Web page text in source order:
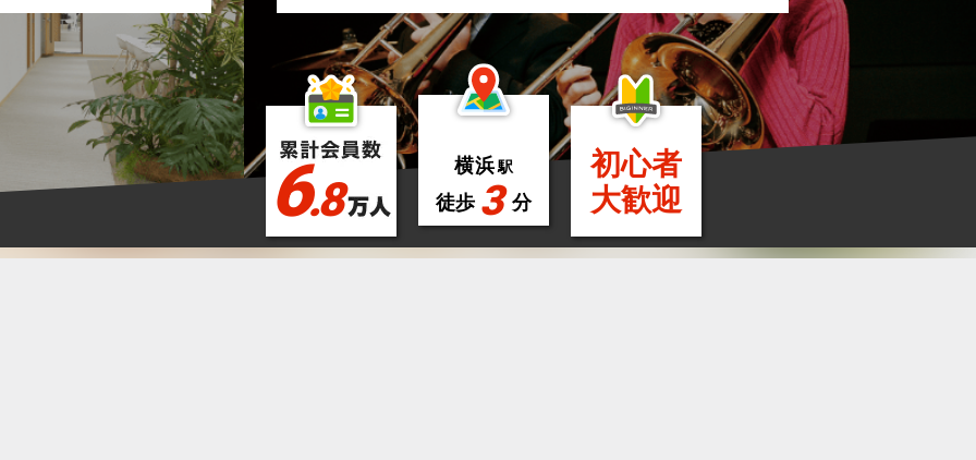
6.8
横浜駅
徒歩 3 分
初心者
大歓迎